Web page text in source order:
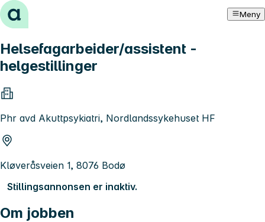
Hopp til innhold Meny
Helsefagarbeider/assistent -
helgestillinger
Phr avd Akuttpsykiatri, Nordlandssykehuset HF
Kløveråsveien 1, 8076 Bodø
Stillingsannonsen er inaktiv.
Om jobben